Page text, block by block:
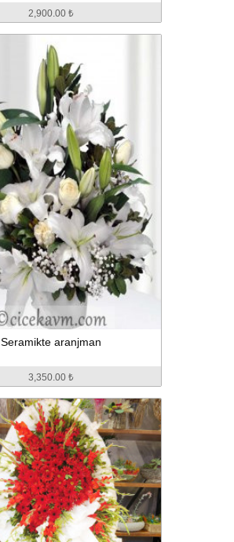
2,900.00 ₺
Seramikte aranjman
3,350.00 ₺